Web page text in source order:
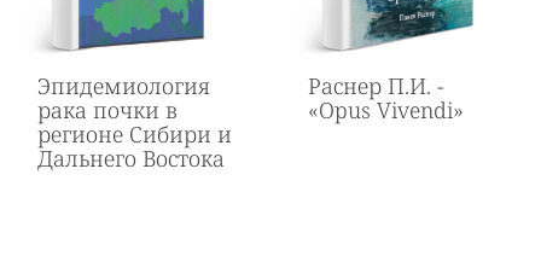
Эпидемиология
рака почки в
регионе Сибири и
Дальнего Востока
Раснер П.И. -
«‎Opus Vivendi»